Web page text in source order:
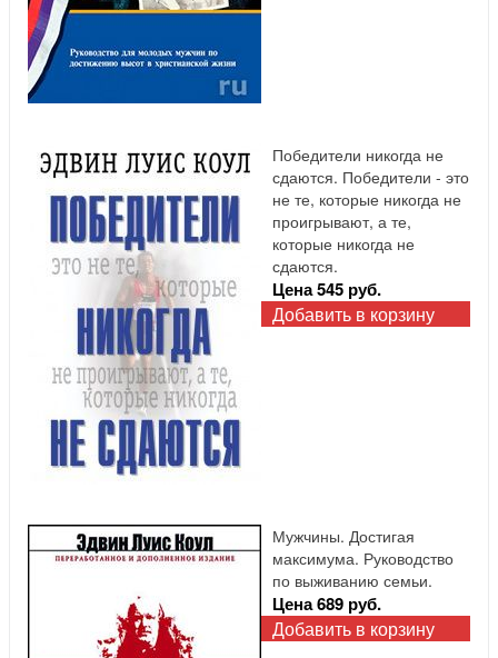
Победители никогда не
сдаются. Победители - это
не те, которые никогда не
проигрывают, а те,
которые никогда не
сдаются.
Цена 545 руб.
Добавить в корзину
Мужчины. Достигая
максимума. Руководство
по выживанию семьи.
Цена 689 руб.
Добавить в корзину